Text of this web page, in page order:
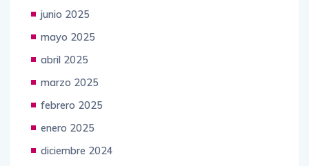
junio 2025
mayo 2025
abril 2025
marzo 2025
febrero 2025
enero 2025
diciembre 2024